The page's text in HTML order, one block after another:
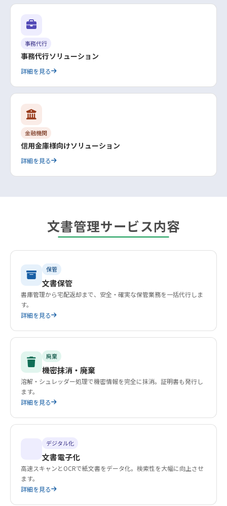
事務代行
事務代行ソリューション
詳細を見る
金融機関
信用金庫様向けソリューション
詳細を見る
文書管理サービス内容
保管
文書保管
書庫管理から宅配返却まで、安全・確実な保管業務を一括代行しま
す。
詳細を見る
廃棄
機密抹消・廃棄
溶解・シュレッダー処理で機密情報を完全に抹消。証明書も発行し
ます。
詳細を見る
デジタル化
文書電子化
高速スキャンとOCRで紙文書をデータ化。検索性を大幅に向上させ
ます。
詳細を見る